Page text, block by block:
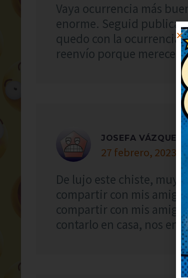
Vaya ocurrencia más
enorme. Seguid
quedo con la ocurrencia
reenvío porque merece
JOSEFA VÁZQUEZ
27 febrero, 2023
De lujo este chiste, muy
compartir con mis
compartir con mis
contarlo en casa, nos